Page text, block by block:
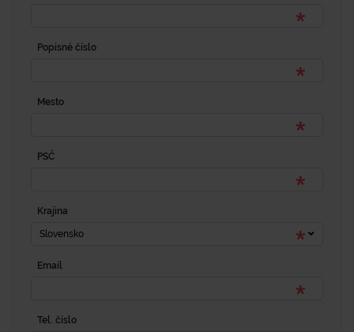
Popisné číslo
Mesto
PSČ
Krajina
Slovensko
Email
Tel. číslo